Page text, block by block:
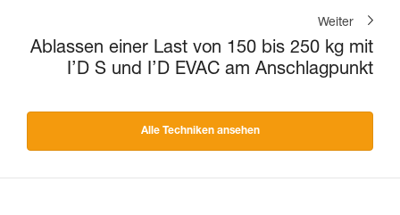
Weiter
Ablassen einer Last von 150 bis 250 kg mit
I’D S und I’D EVAC am Anschlagpunkt
Alle Techniken ansehen